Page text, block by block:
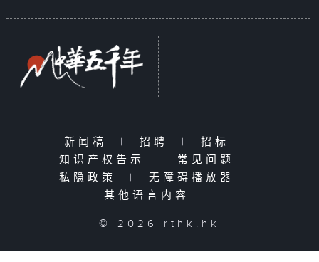
新闻稿 | 招聘 | 招标
|
知识产权告示
| 常见问题
|
私隐政策
| 无障碍播放器
|
其他语言内容
|
© 2026 rthk.hk